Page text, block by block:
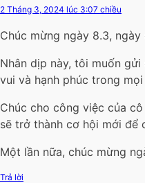
2 Tháng 3, 2024 lúc 3:07 chiều
Chúc mừng ngày 8.3,
Nhân dịp này, tôi muốn
vui và hạnh phúc trong
Chúc cho công việc của
sẽ trở thành cơ hội mới để
Một lần nữa, chúc mừng
Trả lời